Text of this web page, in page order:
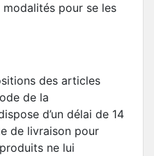
pour se les
des articles
de la
d’un délai de 14
de livraison pour
ne lui